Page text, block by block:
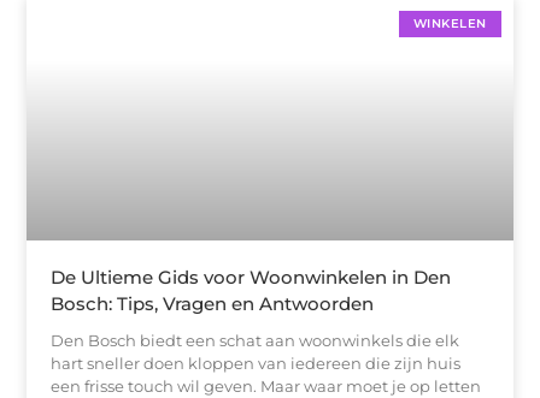
WINKELEN
De Ultieme Gids voor Woonwinkelen in Den
Bosch: Tips, Vragen en Antwoorden
Den Bosch biedt een schat aan woonwinkels die elk
hart sneller doen kloppen van iedereen die zijn huis
een frisse touch wil geven. Maar waar moet je op letten